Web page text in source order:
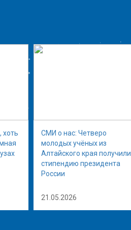
хоть
СМИ о нас: Четверо
молодых учёных из
Алтайского края получили
стипендию президента
России
21.05.2026